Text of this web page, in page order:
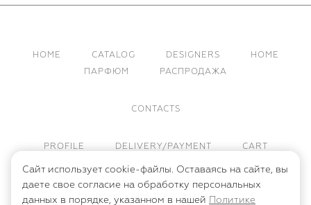
HOME CATALOG DESIGNERS
HOME
ПАРФЮМ
РАСПРОДАЖА
CONTACTS
PROFILE DELIVERY/PAYMENT CART
ПУБЛИЧНАЯ ОФЕРТА
ПОЛИТИКА КОНФИДЕНЦИАЛЬНОСТИ
Сайт использует cookie-файлы. Оставаясь на сайте, вы
даете свое согласие на обработку персональных
данных в порядке, указанном в нашей Политике